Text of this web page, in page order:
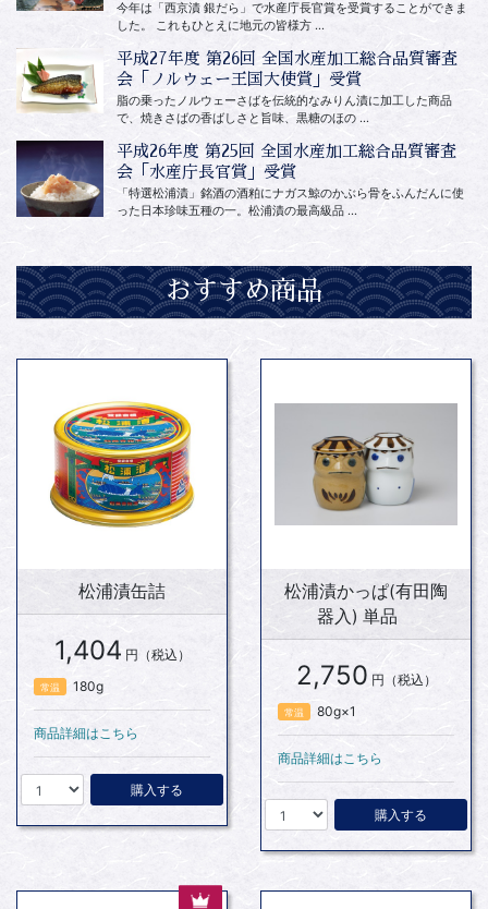
今年は「西京漬 銀だら」で水産庁長官賞を受賞することができま
した。 これもひとえに地元の皆様方 ...
平成27年度 第26回 全国水産加工総合品質審査
会「ノルウェー王国大使賞」受賞
脂の乗ったノルウェーさばを伝統的なみりん漬に加工した商品
で、焼きさばの香ばしさと旨味、黒糖のほの ...
平成26年度 第25回 全国水産加工総合品質審査
会「水産庁長官賞」受賞
「特選松浦漬」銘酒の酒粕にナガス鯨のかぶら骨をふんだんに使
った日本珍味五種の一。松浦漬の最高級品 ...
おすすめ商品
松浦漬缶詰
1,404 円（税込）
常温 180g
商品詳細はこちら
購入する
松浦漬かっぱ(有田陶
器入) 単品
2,750 円（税込）
常温 80g×1
商品詳細はこちら
購入する